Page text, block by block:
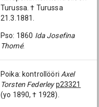
Turussa. † Turussa
21.3.1881.
Pso: 1860 Ida Josefina
Thomé.
Poika: kontrollööri Axel
Torsten Federley p23321
(yo 1890, † 1928).